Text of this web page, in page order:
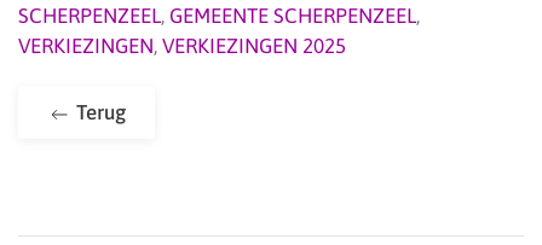
SCHERPENZEEL, GEMEENTE SCHERPENZEEL,
VERKIEZINGEN, VERKIEZINGEN 2025
Terug